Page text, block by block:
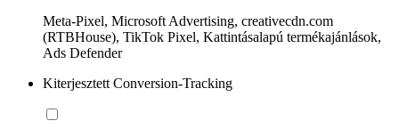
Meta-Pixel, Microsoft Advertising, creativecdn.com
(RTBHouse), TikTok Pixel, Kattintásalapú termékajánlások,
Ads Defender
Kiterjesztett Conversion-Tracking